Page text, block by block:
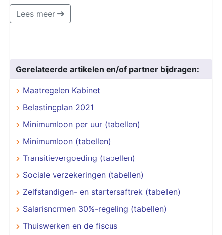
Lees meer
Gerelateerde artikelen en/of partner bijdragen:
Maatregelen Kabinet
Belastingplan 2021
Minimumloon per uur (tabellen)
Minimumloon (tabellen)
Transitievergoeding (tabellen)
Sociale verzekeringen (tabellen)
Zelfstandigen- en startersaftrek (tabellen)
Salarisnormen 30%-regeling (tabellen)
Thuiswerken en de fiscus